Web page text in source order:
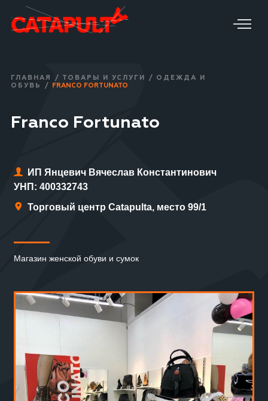
ГЛАВНАЯ / ТОВАРЫ И УСЛУГИ / ОДЕЖДА И
ОБУВЬ
/ FRANCO FORTUNATO
Franco Fortunato
ИП Янцевич Вячеслав Константинович
УНП: 400332743
Торговый центр Catapulta, место 99/1
Магазин женской обуви и сумок